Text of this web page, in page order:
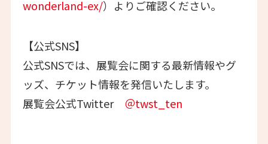
wonderland-ex/）よりご確認ください。
【公式SNS】
公式SNSでは、展覧会に関する最新情報やグ
ッズ、チケット情報を発信いたします。
展覧会公式Twitter ＠twst_ten